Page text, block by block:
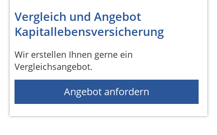
Vergleich und Angebot
Kapitallebensversicherung
Wir erstellen Ihnen gerne ein
Vergleichsangebot.
Angebot anfordern